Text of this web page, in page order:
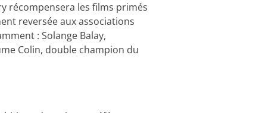
récompensera les films primés
reversée aux associations
: Solange Balay,
Colin, double champion du